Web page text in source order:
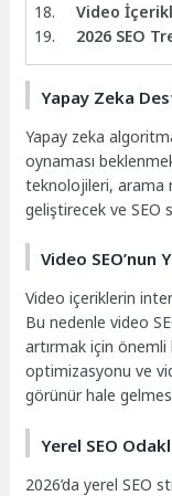
Video
2026 SEO
Yapay Zeka
Yapay zeka
oynaması
teknolojileri, arama
geliştirecek ve SEO
Video SEO’nun
Video içeriklerin
Bu nedenle video
artırmak için
optimizasyonu ve
görünür hale
Yerel SEO
2026’da yerel SEO